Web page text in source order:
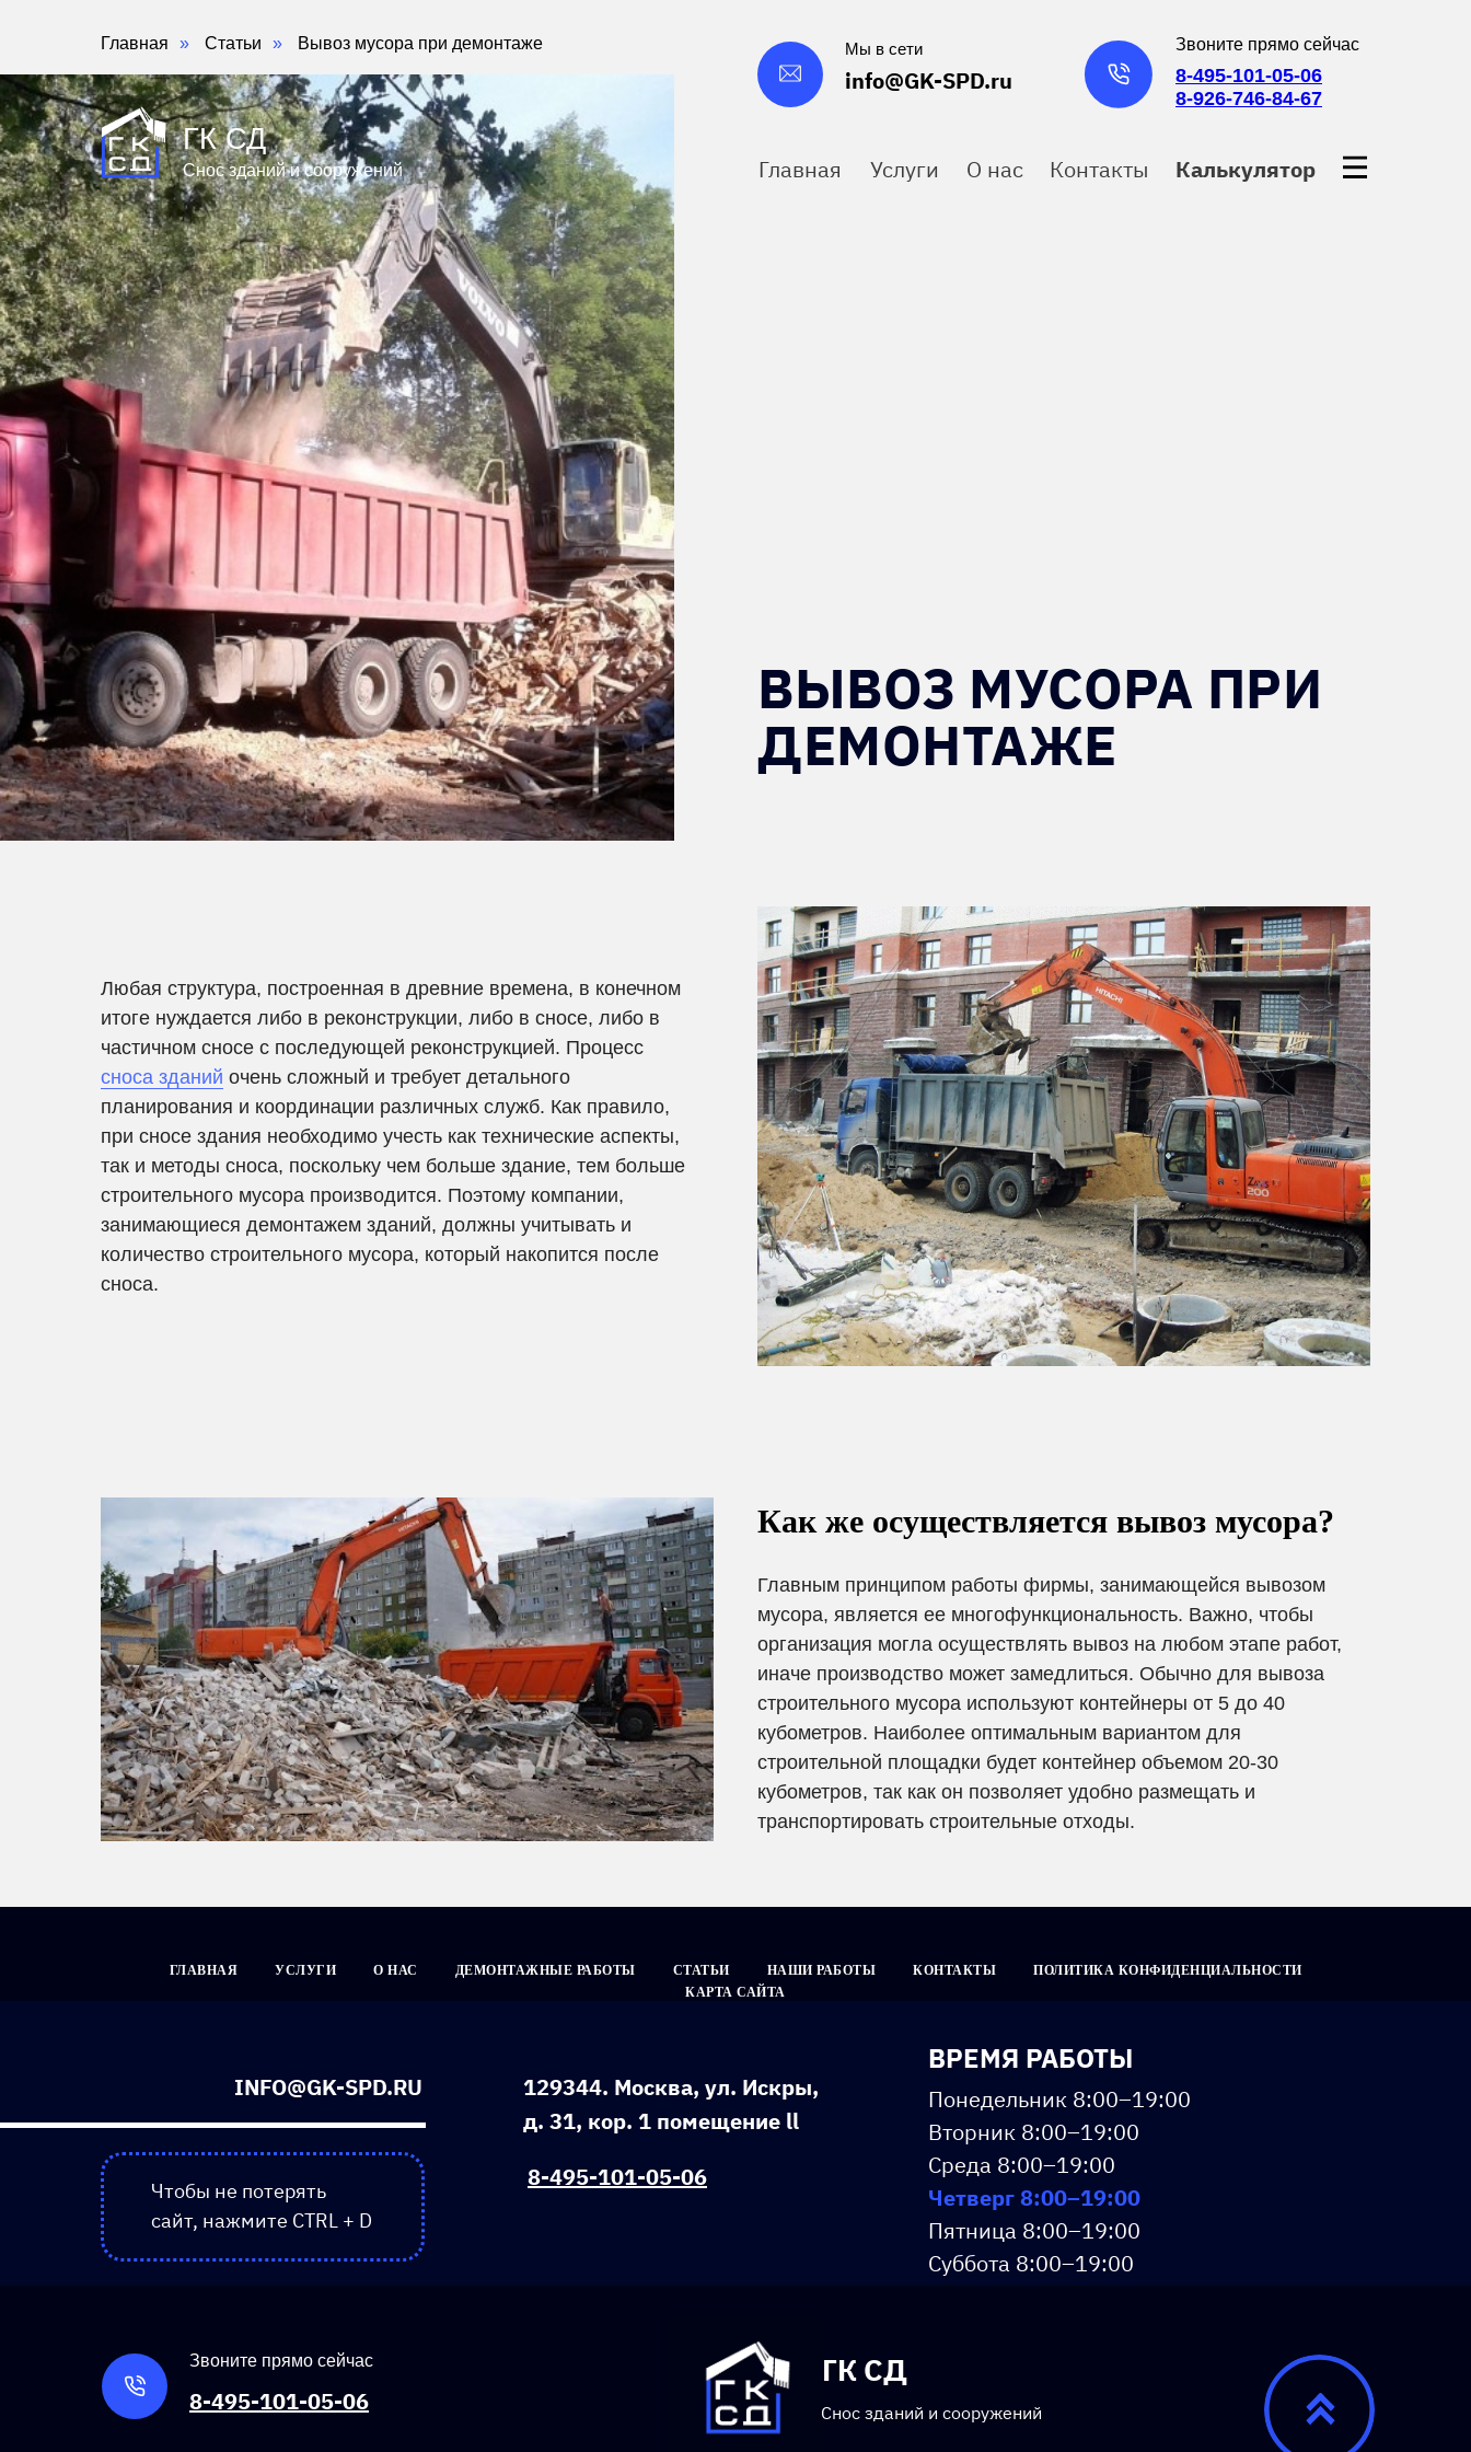
Звоните прямо сейчас
8-495-101-05-06
8-926-746-84-67
Главная Услуги О нас
info@GK-SPD.ru
Мы в сети
Контакты Калькулятор
ГК СД
Снос зданий и сооружений
Главная » Статьи » Вывоз мусора при демонтаже
ВЫВОЗ МУСОРА ПРИ
ДЕМОНТАЖЕ
Любая структура, построенная в древние времена, в конечном
итоге нуждается либо в реконструкции, либо в сносе, либо в
частичном сносе с последующей реконструкцией. Процесс
сноса зданий очень сложный и требует детального
планирования и координации различных служб. Как правило,
при сносе здания необходимо учесть как технические аспекты,
так и методы сноса, поскольку чем больше здание, тем больше
строительного мусора производится. Поэтому компании,
занимающиеся демонтажем зданий, должны учитывать и
количество строительного мусора, который накопится после
сноса.
Как же осуществляется вывоз мусора?
Главным принципом работы фирмы, занимающейся вывозом
мусора, является ее многофункциональность. Важно, чтобы
организация могла осуществлять вывоз на любом этапе работ,
иначе производство может замедлиться. Обычно для вывоза
строительного мусора используют контейнеры от 5 до 40
кубометров. Наиболее оптимальным вариантом для
строительной площадки будет контейнер объемом 20-30
кубометров, так как он позволяет удобно размещать и
транспортировать строительные отходы.
ГЛАВНАЯ УСЛУГИ О НАС ДЕМОНТАЖНЫЕ РАБОТЫ СТАТЬИ НАШИ РАБОТЫ КОНТАКТЫ
ПОЛИТИКА КОНФИДЕНЦИАЛЬНОСТИ
КАРТА САЙТА
ВРЕМЯ РАБОТЫ
Понедельник 8:00–19:00
Вторник 8:00–19:00
Среда 8:00–19:00
Четверг 8:00–19:00
Пятница 8:00–19:00
Суббота 8:00–19:00
129344. Москва, ул. Искры,
д. 31, кор. 1 помещение ll
8-495-101-05-06
INFO@GK-SPD.RU
Чтобы не потерять
сайт, нажмите CTRL + D
8-495-101-05-06
Звоните прямо сейчас ГК СД
Снос зданий и сооружений